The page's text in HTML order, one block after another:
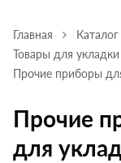
Главная Каталог
Товары для
Прочие приборы
Прочие
для